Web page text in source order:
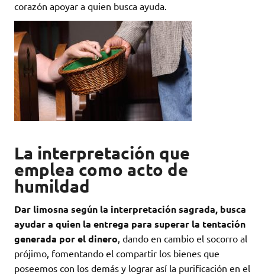
corazón apoyar a quien busca ayuda.
La interpretación que
emplea como acto de
humildad
Dar limosna según la interpretación sagrada, busca
ayudar a quien la entrega para superar la tentación
generada por el dinero, dando en cambio el socorro al
prójimo, fomentando el compartir los bienes que
poseemos con los demás y lograr así la purificación en el